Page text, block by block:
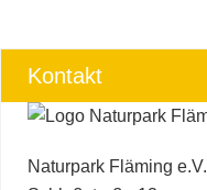
Kontakt
Naturpark Fläming e.V.